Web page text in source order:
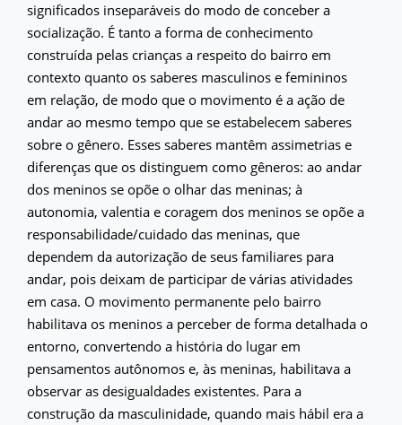
significados inseparáveis do modo de conceber a
socialização. É tanto a forma de conhecimento
construída pelas crianças a respeito do bairro em
contexto quanto os saberes masculinos e femininos
em relação, de modo que o movimento é a ação de
andar ao mesmo tempo que se estabelecem saberes
sobre o gênero. Esses saberes mantêm assimetrias e
diferenças que os distinguem como gêneros: ao andar
dos meninos se opõe o olhar das meninas; à
autonomia, valentia e coragem dos meninos se opõe a
responsabilidade/cuidado das meninas, que
dependem da autorização de seus familiares para
andar, pois deixam de participar de várias atividades
em casa. O movimento permanente pelo bairro
habilitava os meninos a perceber de forma detalhada o
entorno, convertendo a história do lugar em
pensamentos autônomos e, às meninas, habilitava a
observar as desigualdades existentes. Para a
construção da masculinidade, quando mais hábil era a